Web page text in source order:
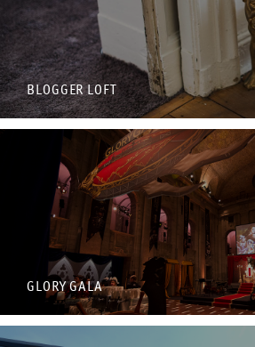
BLOGGER LOFT
GLORY GALA